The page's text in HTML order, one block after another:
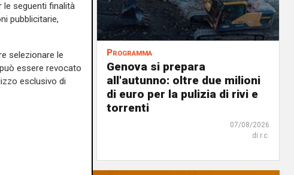
sarà
a
Programma
Genova si prepara
all'autunno: oltre due milioni
di euro per la pulizia di rivi e
torrenti
07/08/2026
di r.c.
le seguenti finalità
pubblicitarie,
selezionare le
essere revocato
esclusivo di